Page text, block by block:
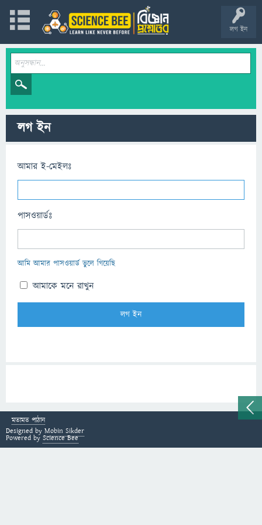
লগ ইন
লগ ইন
আমার ই-মেইলঃ
পাসওয়ার্ডঃ
আমি আমার পাসওয়ার্ড ভুলে গিয়েছি
আমাকে মনে রাখুন
মতামত পাঠান
Designed by Mobin Sikder
Powered by Science Bee